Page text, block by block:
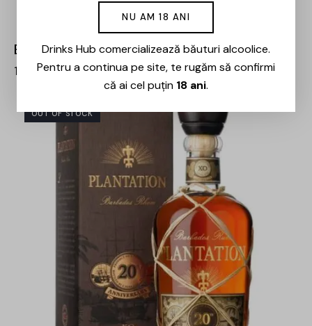
Bombay – Sapphire – 0.7L
110,00lei 94,00lei
OUT OF STOCK -15%
NU AM 18 ANI
Drinks Hub comercializează băuturi alcoolice.
Pentru a continua pe site, te rugăm să confirmi
că ai cel puțin 18 ani.